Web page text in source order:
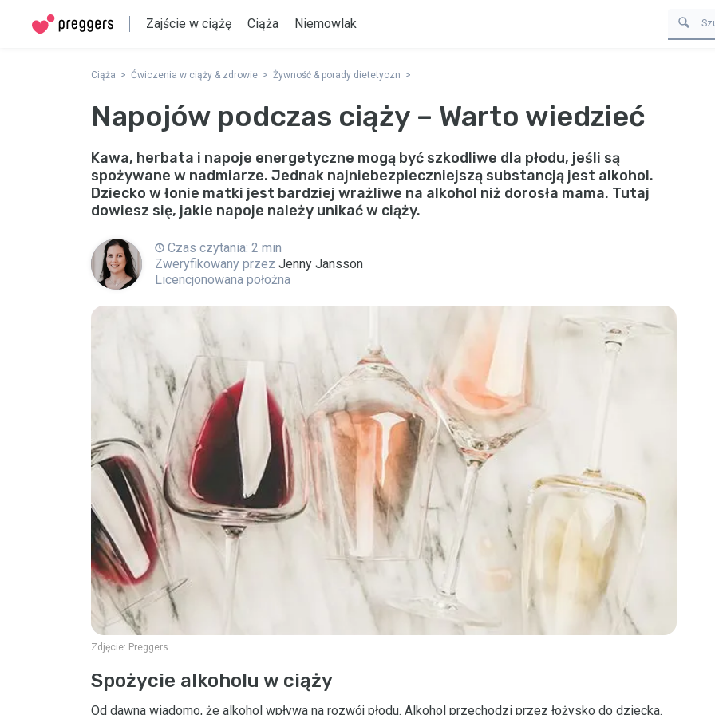
Zajście w ciążę Ciąża Niemowlak
Ciąża Ćwiczenia w ciąży & zdrowie Żywność & porady dietetyczn
Napojów podczas ciąży – Warto wiedzieć
Kawa, herbata i napoje energetyczne mogą być szkodliwe dla płodu, jeśli są
spożywane w nadmiarze. Jednak najniebezpieczniejszą substancją jest alkohol.
Dziecko w łonie matki jest bardziej wrażliwe na alkohol niż dorosła mama. Tutaj
dowiesz się, jakie napoje należy unikać w ciąży.
Czas czytania: 2 min
Zweryfikowany przez Jenny Jansson
Licencjonowana położna
Zdjęcie: Preggers
Spożycie alkoholu w ciąży
Od dawna wiadomo, że alkohol wpływa na rozwój płodu. Alkohol przechodzi przez łożysko do dziecka.